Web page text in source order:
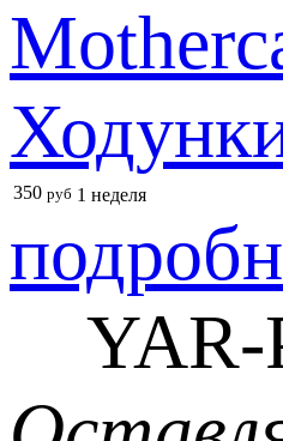
350 руб 1 неделя
YAR-